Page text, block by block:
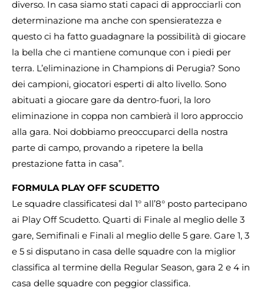
diverso. In casa siamo stati capaci di approcciarli con
determinazione ma anche con spensieratezza e
questo ci ha fatto guadagnare la possibilità di giocare
la bella che ci mantiene comunque con i piedi per
terra. L’eliminazione in Champions di Perugia? Sono
dei campioni, giocatori esperti di alto livello. Sono
abituati a giocare gare da dentro-fuori, la loro
eliminazione in coppa non cambierà il loro approccio
alla gara. Noi dobbiamo preoccuparci della nostra
parte di campo, provando a ripetere la bella
prestazione fatta in casa”.
FORMULA PLAY OFF SCUDETTO
Le squadre classificatesi dal 1° all’8° posto partecipano
ai Play Off Scudetto. Quarti di Finale al meglio delle 3
gare, Semifinali e Finali al meglio delle 5 gare. Gare 1, 3
e 5 si disputano in casa delle squadre con la miglior
classifica al termine della Regular Season, gara 2 e 4 in
casa delle squadre con peggior classifica.